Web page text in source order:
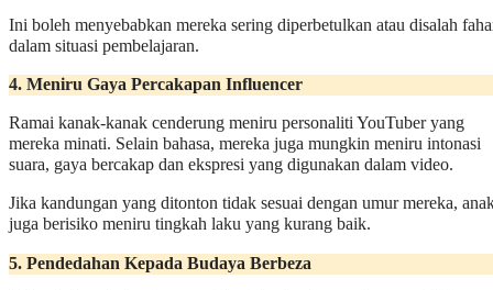
Ini boleh menyebabkan mereka sering diperbetulkan atau disalah
dalam situasi pembelajaran.
4. Meniru Gaya Percakapan Influencer
Ramai kanak-kanak cenderung meniru personaliti YouTuber yang
mereka minati. Selain bahasa, mereka juga mungkin meniru intonasi
suara, gaya bercakap dan ekspresi yang digunakan dalam video.
Jika kandungan yang ditonton tidak sesuai dengan umur mereka,
juga berisiko meniru tingkah laku yang kurang baik.
5. Pendedahan Kepada Budaya Berbeza